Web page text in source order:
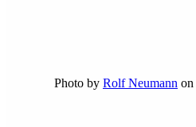
Photo by Rolf Neumann on